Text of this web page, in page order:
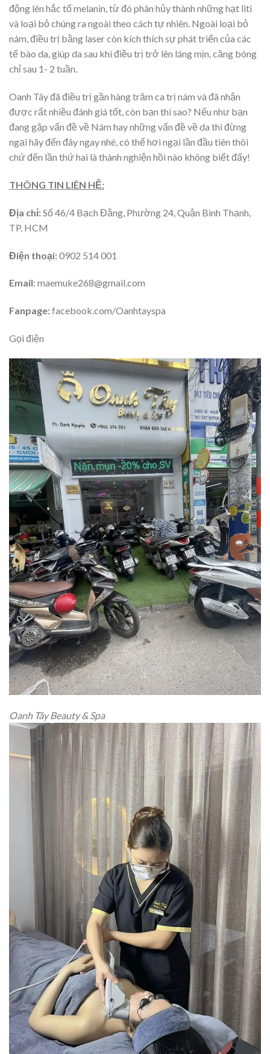
động lên hắc tố melanin, từ đó phân hủy thành những hạt liti
và loại bỏ chúng ra ngoài theo cách tự nhiên. Ngoài loại bỏ
nám, điều trị bằng laser còn kích thích sự phát triển của các
tế bào da, giúp da sau khi điều trị trở lên láng mịn, căng bóng
chỉ sau 1- 2 tuần.
Oanh Tây đã điều trị gần hàng trăm ca trị nám và đã nhận
được rất nhiều đánh giá tốt, còn bạn thì sao? Nếu như bạn
đang gặp vấn đề về Nám hay những vấn đề về da thì đừng
ngại hãy đến đây ngay nhé, có thể hơi ngại lần đầu tiên thôi
chứ đến lần thứ hai là thành nghiện hồi nào không biết đấy!
THÔNG TIN LIÊN HỆ:
Địa chỉ:Số 46/4 Bạch Đằng, Phường 24, Quận Bình Thạnh,
TP. HCM
Điện thoại:0902 514 001
Email: maemuke268@gmail.com
Fanpage:facebook.com/Oanhtayspa
Gọi điện
Oanh Tây Beauty & Spa